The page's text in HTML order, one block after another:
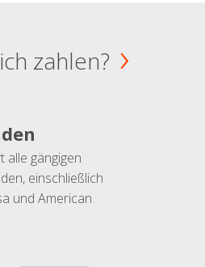
zahlen?
alle gängigen
einschließlich
und American